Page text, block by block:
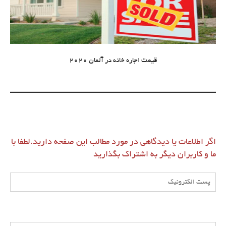
قیمت اجاره خانه در آلمان 2020
اگر اطلاعات یا دیدگاهی در مورد مطالب این صفحه دارید،لطفا با
ما و کاربران دیگر به اشتراک بگذارید